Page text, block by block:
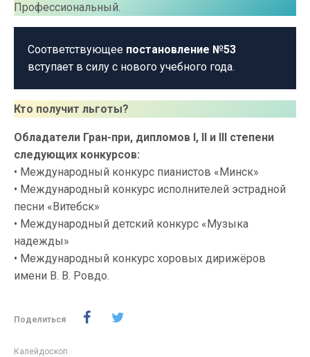
Профессиональный.
Соответствующее постановление №53
вступает в силу с нового учебного года.
Кто получит льготы?
Обладатели Гран-при, дипломов I, II и III степени
следующих конкурсов:
• Международный конкурс пианистов «Минск»
• Международный конкурс исполнителей эстрадной
песни «Витебск»
• Международный детский конкурс «Музыка
надежды»
• Международный конкурс хоровых дирижёров
имени В. В. Ровдо.
Поделиться
Калейдоскоп